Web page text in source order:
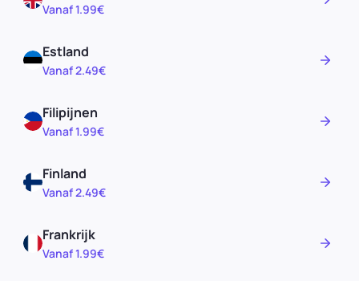
Vanaf 1.99€
Estland
Vanaf 2.49€
Filipijnen
Vanaf 1.99€
Finland
Vanaf 2.49€
Frankrijk
Vanaf 1.99€